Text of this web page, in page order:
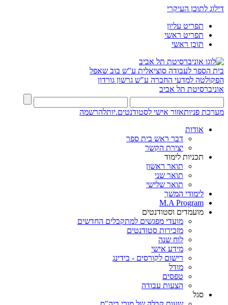
דילוג לתוכן העיקרי
תפריט עליון
תפריט ראשי
תוכן ראשי
בית הספר לעבודה סוציאלית ע"ש בוב שאפל
הפקולטה למדעי החברה ע"ש גרשון גורדון
אוניברסיטת תל אביב
מערכת פניותאזור אישי לסטודנטים.יותלהרשמה
אודות
דבר ראש בית ספר
יצירת הקשר
תכניות לימוד
תואר ראשון
תואר שני
תואר שלישי
לימודי המשך
M.A Program
מועמדים וסטודנטים
מועדי מפגשים למתקבלים החדשים
מזכירות סטודנטים
לוח שנה
מידע אישי
רישום לקורסים - בידינג
מודל
טפסים
הצעות עבודה
סגל